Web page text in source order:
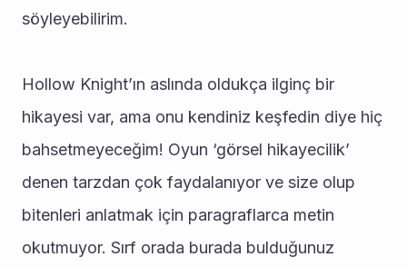
söyleyebilirim.
Hollow Knight’ın aslında oldukça ilginç bir
hikayesi var, ama onu kendiniz keşfedin diye hiç
bahsetmeyeceğim! Oyun ‘görsel hikayecilik’
denen tarzdan çok faydalanıyor ve size olup
bitenleri anlatmak için paragraflarca metin
okutmuyor. Sırf orada burada bulduğunuz